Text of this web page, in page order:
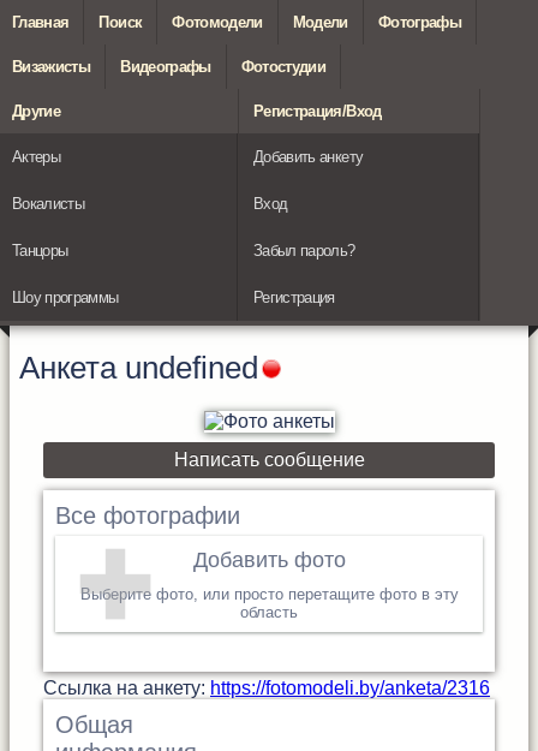
Главная Поиск Фотомодели Модели Фотографы
Визажисты Видеографы Фотостудии
Другие
Актеры
Вокалисты
Танцоры
Шоу программы
Регистрация/Вход
Добавить анкету
Вход
Забыл пароль?
Регистрация
Анкета undefined
Написать сообщение
Все фотографии
Добавить фото
Выберите фото, или просто перетащите фото в эту
область
Cсылка на анкету: https://fotomodeli.by/anketa/2316
Общая